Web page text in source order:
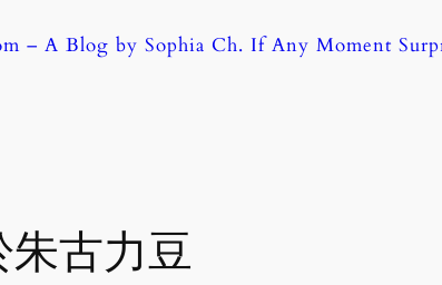
– A Blog by Sophia Ch. If Any Moment
朱古力豆